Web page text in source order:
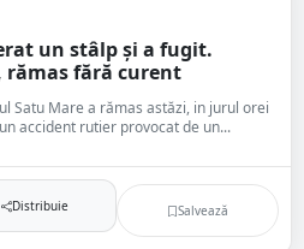
un stâlp și a fugit.
rămas fără curent
Satu Mare a rămas astăzi, in jurul orei
accident rutier provocat de un...
Distribuie Salvează